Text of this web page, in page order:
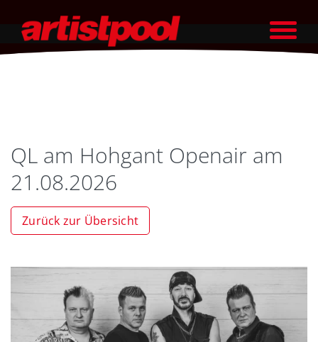
QL am Hohgant Openair am
21.08.2026
Zurück zur Übersicht